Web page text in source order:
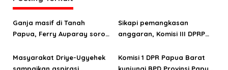
s
i
o
Ganja masif di Tanah
Papua, Ferry Auparay soroti
lemahnya intervensi
ekonomi
Sikapi pemangkasan
anggaran, Komisi III DPRP
serahkan RKA 2026
Masyarakat Driye-Ugyehek
Komisi 1 DPR Papua Barat